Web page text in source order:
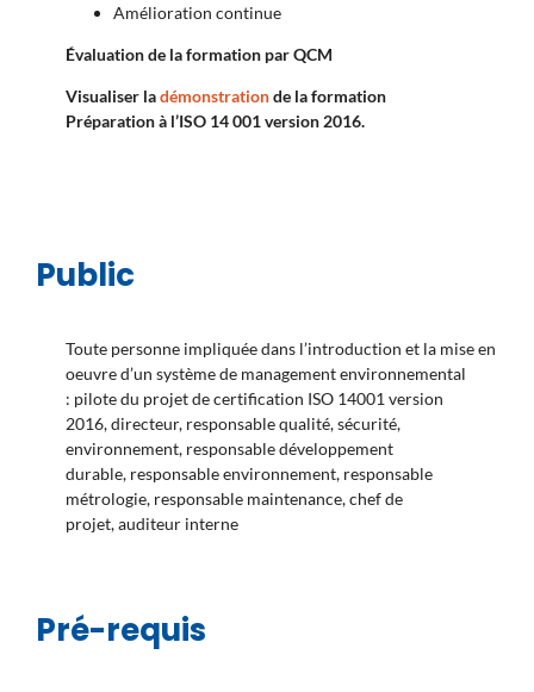
Amélioration continue
Évaluation de la formation par QCM
Visualiser ladémonstrationde la formation
Préparation à l’ISO 14 001 version 2016.
Public
Toute personne impliquée dans l’introduction et la mise en
oeuvre d’un système de management environnemental
: pilote du projet de certification ISO 14001 version
2016, directeur, responsable qualité, sécurité,
environnement, responsable développement
durable, responsable environnement, responsable
métrologie, responsable maintenance, chef de
projet, auditeur interne
Pré-requis